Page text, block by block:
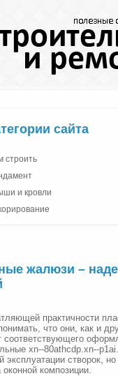
сайта
строить
и кровли
жалюзи –
практичности
что они, как и
соответствующего
xn--80athcdp.xn--
эксплуатации створок,
оконной композиции.